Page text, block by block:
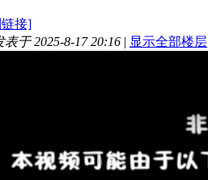
接]
表于 2025-8-17 20:16 | 显示全部楼层